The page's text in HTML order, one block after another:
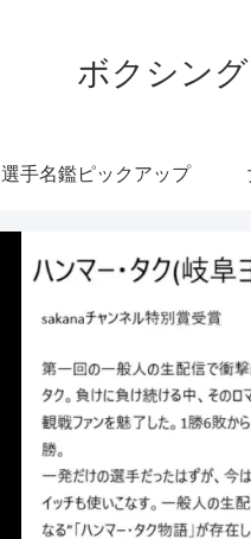
ボクシン
選手名鑑ピックアップ